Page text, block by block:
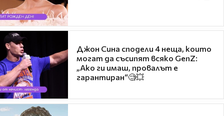
Джон Сина сподели 4 неща, които
могат да съсипят всяко GenZ:
„Ако ги имаш, провалът е
гарантиран“🧐💥